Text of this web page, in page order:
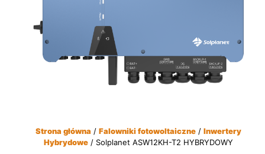
Strona główna / Falowniki fotowoltaiczne / Inwertery
Hybrydowe / Solplanet ASW12KH-T2 HYBRYDOWY